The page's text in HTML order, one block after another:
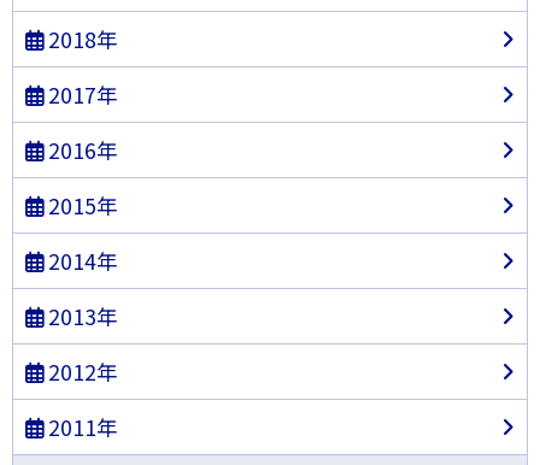
2018年
2017年
2016年
2015年
2014年
2013年
2012年
2011年